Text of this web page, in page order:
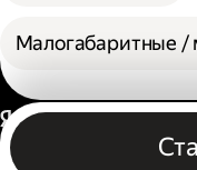
Малогабаритные /